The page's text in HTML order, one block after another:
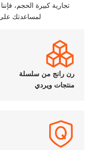
تجارية كبيرة الحجم،
لمساعدتك
رن رانج من سلسلة
منتجات ويردي